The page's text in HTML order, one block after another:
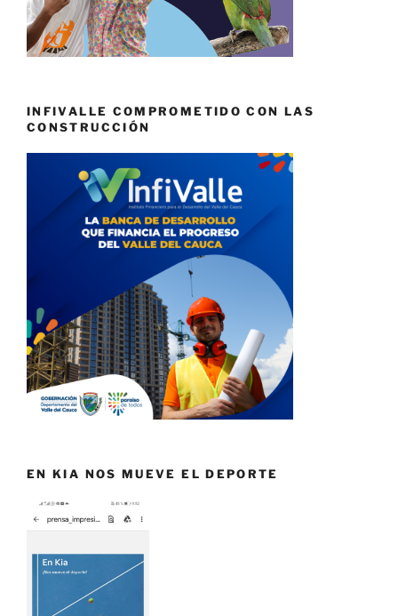
INFIVALLE COMPROMETIDO CON LAS
CONSTRUCCIÓN
EN KIA NOS MUEVE EL DEPORTE